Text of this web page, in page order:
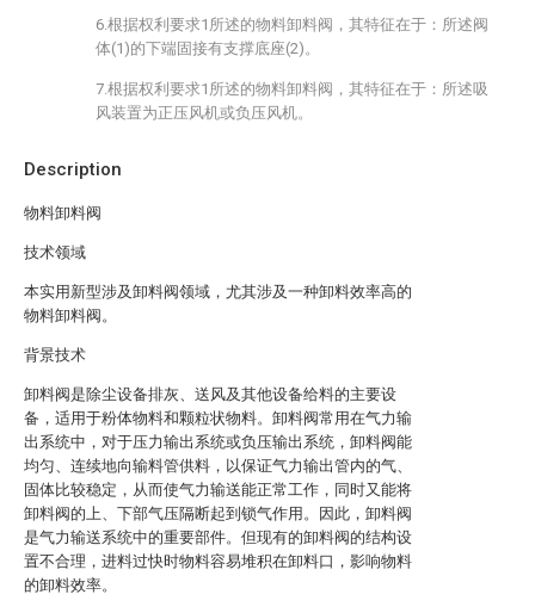
Description
物料卸料阀
技术领域
本实用新型涉及卸料阀领域，尤其涉及一种卸料效率高的
物料卸料阀。
背景技术
卸料阀是除尘设备排灰、送风及其他设备给料的主要设
备，适用于粉体物料和颗粒状物料。卸料阀常用在气力输
出系统中，对于压力输出系统或负压输出系统，卸料阀能
均匀、连续地向输料管供料，以保证气力输出管内的气、
固体比较稳定，从而使气力输送能正常工作，同时又能将
卸料阀的上、下部气压隔断起到锁气作用。因此，卸料阀
是气力输送系统中的重要部件。但现有的卸料阀的结构设
置不合理，进料过快时物料容易堆积在卸料口，影响物料
的卸料效率。
6.根据权利要求1所述的物料卸料阀，其特征在于：所述阀
体(1)的下端固接有支撑底座(2)。
7.根据权利要求1所述的物料卸料阀，其特征在于：所述吸
风装置为正压风机或负压风机。